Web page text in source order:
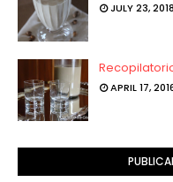
JULY 23, 2018
APRIL 17,